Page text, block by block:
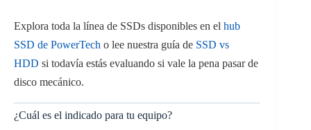
Explora toda la línea de SSDs disponibles en el hub
SSD de PowerTech o lee nuestra guía de SSD vs
HDD si todavía estás evaluando si vale la pena pasar de
disco mecánico.
¿Cuál es el indicado para tu equipo?